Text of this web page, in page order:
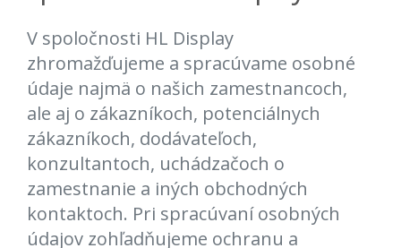
V spoločnosti HL Display
zhromažďujeme a spracúvame osobné
údaje najmä o našich zamestnancoch,
ale aj o zákazníkoch, potenciálnych
zákazníkoch, dodávateľoch,
konzultantoch, uchádzačoch o
zamestnanie a iných obchodných
kontaktoch. Pri spracúvaní osobných
údajov zohľadňujeme ochranu a